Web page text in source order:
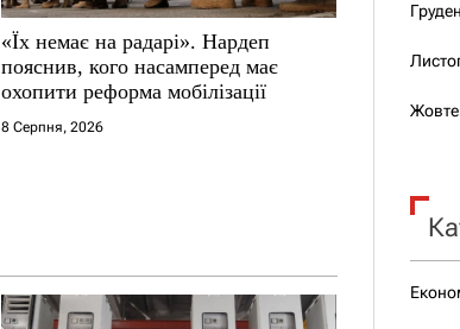
«Їх немає на радарі». Нардеп
пояснив, кого насамперед має
охопити реформа мобілізації
8 Серпня, 2026